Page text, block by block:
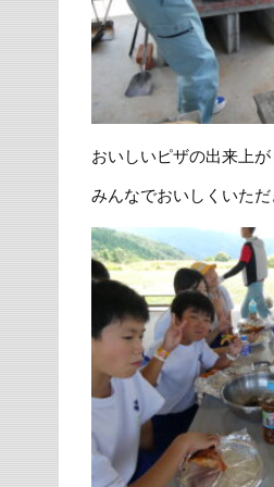
おいしいピザの出来上
みんなでおいしくいただ